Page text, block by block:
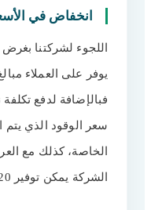
انخفاض في
اللجوء لشركتنا
يوفر على العملاء
فبالإضافة لدفع
سعر الوقود الذي يتم
الخاصة، كذلك مع
الشركة يمكن توفير 20٪ من سعر النقل.